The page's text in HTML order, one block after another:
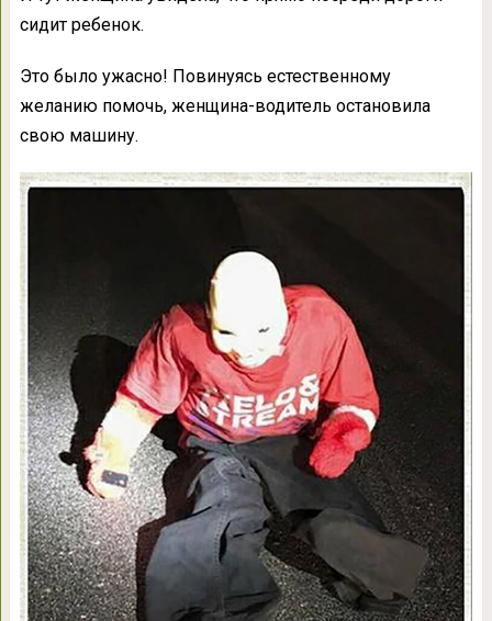
сидит ребенок.
Это было ужасно! Повинуясь естественному
желанию помочь, женщина-водитель остановила
свою машину.